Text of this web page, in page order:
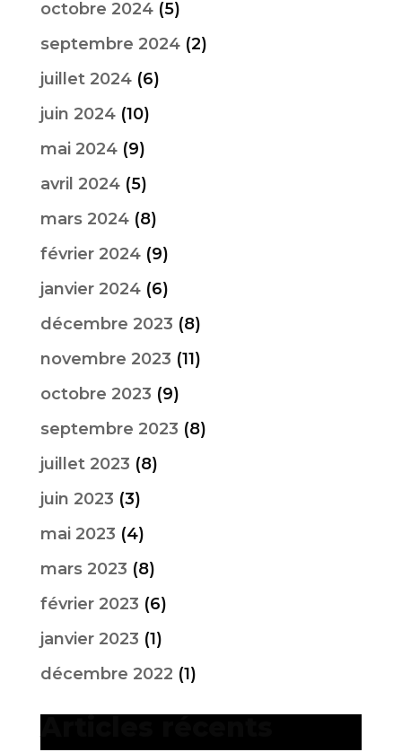
octobre 2024(5)
septembre 2024(2)
juillet 2024(6)
juin 2024(10)
mai 2024(9)
avril 2024(5)
mars 2024(8)
février 2024(9)
janvier 2024(6)
décembre 2023 (8)
novembre 2023 (11)
octobre 2023 (9)
septembre 2023 (8)
juillet 2023 (8)
juin 2023 (3)
mai 2023 (4)
mars 2023 (8)
février 2023 (6)
janvier 2023 (1)
décembre 2022 (1)
Articles récents